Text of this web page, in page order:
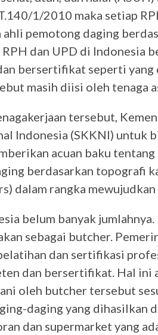
1/2010 maka setiap
ahli pemotong daging
dan UPD di Indonesia
bersertifikat seperti yang
masih diisi oleh tenaga
tersebut,
Indonesia (SKKNI) untuk
acuan baku
berdasarkan topografi
dalam rangka
belum banyak
sebagai butcher.
dan sertifikasi
dan bersertifikat. Hal ini
oleh butcher tersebut
daging yang dihasilkan
dan supermarket yang